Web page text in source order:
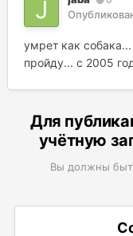
умрет как
пройду... с 2005
Для
учётную
Вы должны